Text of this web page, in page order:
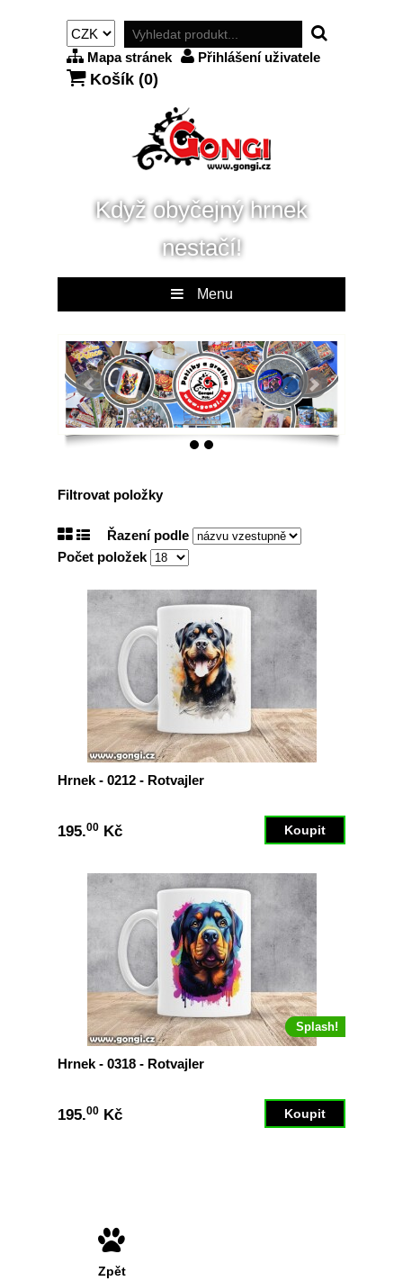
Mapa stránek Přihlášení uživatele
Košík (0)
Když obyčejný hrnek
nestačí!
Menu
Filtrovat položky
Řazení podle
Počet položek
Hrnek - 0212 - Rotvajler
195.00 Kč
Splash!
Hrnek - 0318 - Rotvajler
195.00 Kč
Zpět